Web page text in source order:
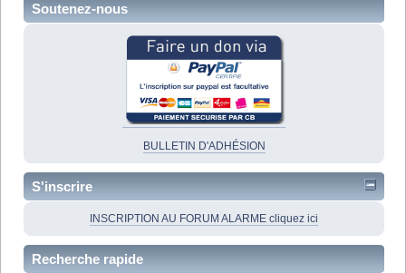
Soutenez-nous
BULLETIN D'ADHÉSION
S'inscrire
INSCRIPTION AU FORUM ALARME cliquez ici
Recherche rapide